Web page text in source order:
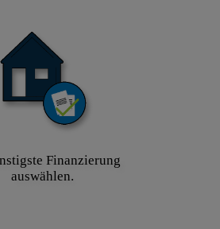
Finanzierung
auswählen.